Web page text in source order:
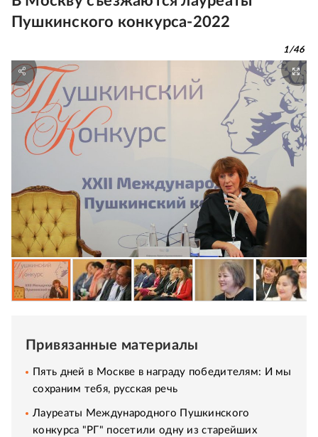
Пушкинского конкурса-2022
1/46
Привязанные материалы
Пять дней в Москве в награду победителям: И мы
сохраним тебя, русская речь
Лауреаты Международного Пушкинского
конкурса "РГ" посетили одну из старейших